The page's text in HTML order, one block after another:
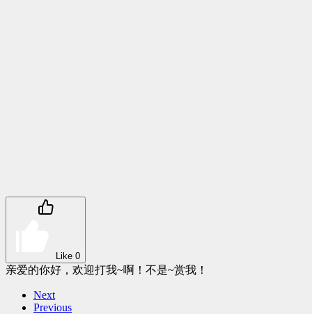
Like 0
亲爱的你好，欢迎打我~啊！不是~赏我！
Next
Previous